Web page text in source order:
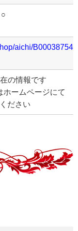
○
aichi/
の情報です
ホームページにて
ださい